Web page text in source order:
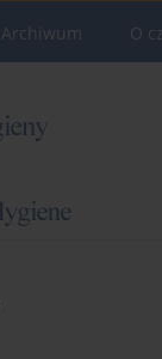
Archiwum O